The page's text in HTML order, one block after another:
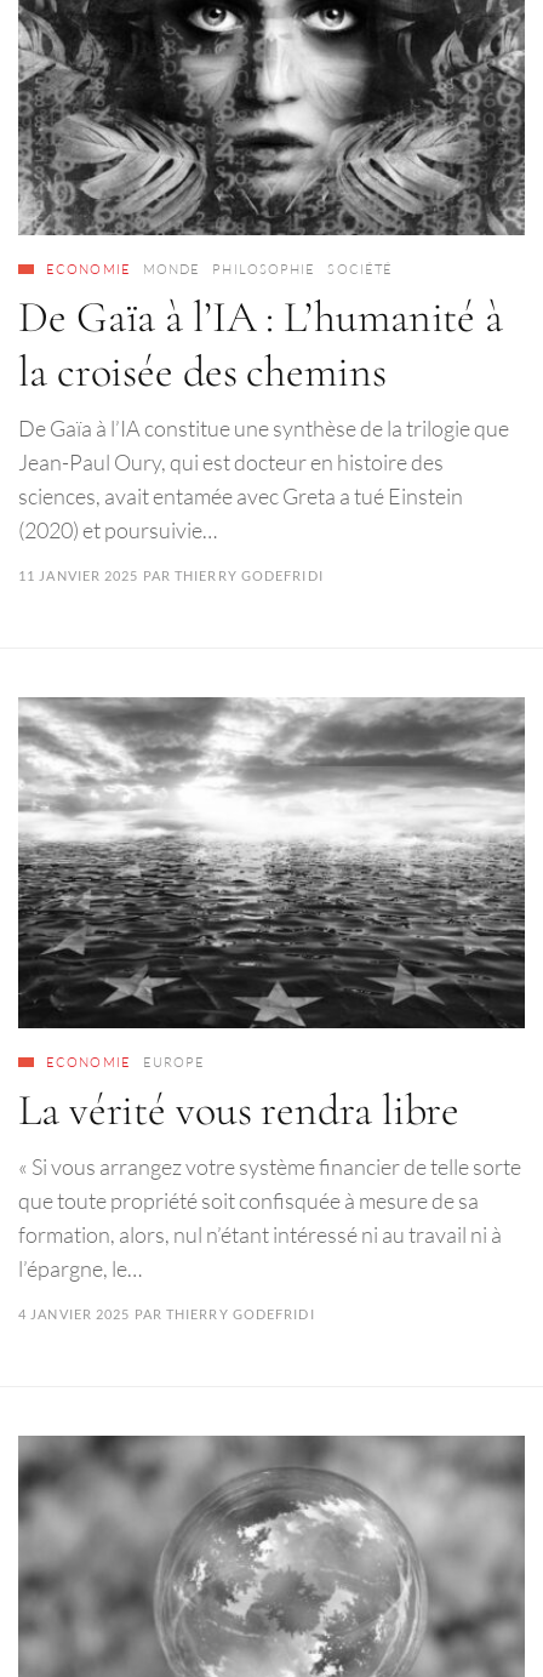
ECONOMIE MONDE PHILOSOPHIE SOCIÉTÉ
De Gaïa à l’IA : L’humanité à
la croisée des chemins
De Gaïa à l’IA constitue une synthèse de la trilogie que
Jean-Paul Oury, qui est docteur en histoire des
sciences, avait entamée avec Greta a tué Einstein
(2020) et poursuivie…
11 JANVIER 2025 PARTHIERRY GODEFRIDI
ECONOMIE EUROPE
La vérité vous rendra libre
« Si vous arrangez votre système financier de telle sorte
que toute propriété soit confisquée à mesure de sa
formation, alors, nul n’étant intéressé ni au travail ni à
l’épargne, le…
4 JANVIER 2025 PAR THIERRY GODEFRIDI